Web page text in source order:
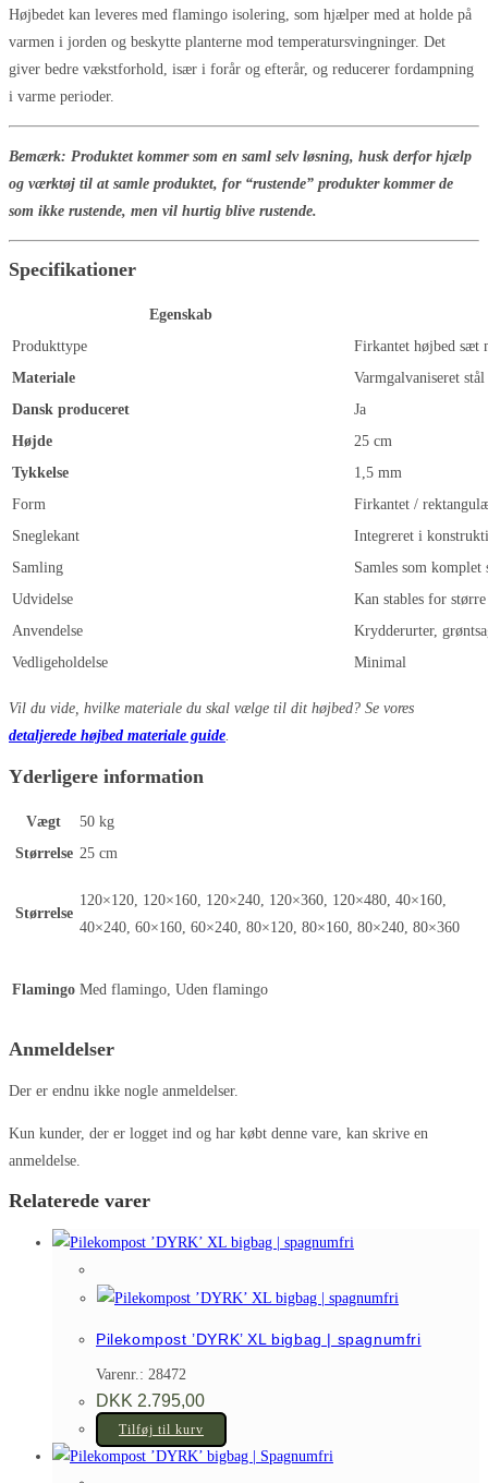
Højbedet kan leveres med flamingo isolering, som hjælper med at holde på
varmen i jorden og beskytte planterne mod temperatursvingninger. Det
giver bedre vækstforhold, især i forår og efterår, og reducerer fordampning
i varme perioder.
Bemærk: Produktet kommer som en saml selv løsning, husk derfor hjælp
og værktøj til at samle produktet, for “rustende” produkter kommer de
som ikke rustende, men vil hurtig blive rustende.
Specifikationer
Egenskab
Produkttype
Firkantet højbed sæt
Materiale
Varmgalvaniseret stål
Dansk produceret
Ja
Højde
25 cm
Tykkelse
1,5 mm
Form
Firkantet /
Sneglekant
Integreret i
Samling
Samles som komplet
Udvidelse
Kan stables for
Anvendelse
Krydderurter,
Vedligeholdelse
Minimal
Vil du vide, hvilke materiale du skal vælge til dit højbed? Se vores
detaljerede højbed materiale guide
Yderligere information
Vægt
50 kg
Størrelse 25 cm
Størrelse
120×120, 120×160, 120×240, 120×360, 120×480, 40×160,
40×240, 60×160, 60×240, 80×120, 80×160, 80×240, 80×360
Flamingo Med flamingo, Uden flamingo
Anmeldelser
Der er endnu ikke nogle anmeldelser.
Kun kunder, der er logget ind og har købt denne vare, kan skrive en
anmeldelse.
Relaterede varer
Pilekompost ’DYRK’ XL bigbag | spagnumfri
Varenr.: 28472
DKK 2.795,00
Tilføj til kurv